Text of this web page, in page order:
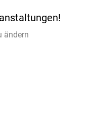
ändern